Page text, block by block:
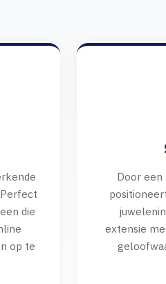
die
op te
Door een
extensie